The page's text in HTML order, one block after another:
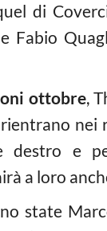
di
Fabio
ottobre,
rientrano
destro e
a loro
state